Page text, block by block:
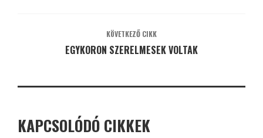
KÖVETKEZŐ CIKK
EGYKORON SZERELMESEK VOLTAK
KAPCSOLÓDÓ CIKKEK